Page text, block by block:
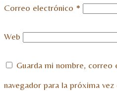
Correo electrónico *
Web
Guarda mi nombre, correo
navegador para la próxima